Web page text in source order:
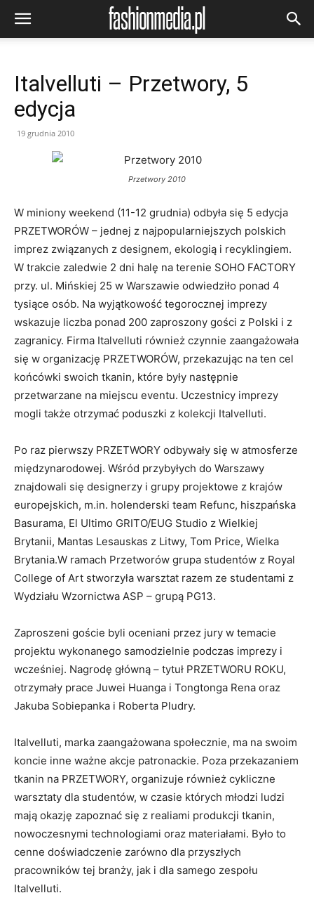
Italvelluti – Przetwory, 5
edycja
19 grudnia 2010
Przetwory 2010
W miniony weekend (11-12 grudnia) odbyła się 5 edycja
PRZETWORÓW – jednej z najpopularniejszych polskich
imprez związanych z designem, ekologią i recyklingiem.
W trakcie zaledwie 2 dni halę na terenie SOHO FACTORY
przy. ul. Mińskiej 25 w Warszawie odwiedziło ponad 4
tysiące osób. Na wyjątkowość tegorocznej imprezy
wskazuje liczba ponad 200 zaproszony gości z Polski i z
zagranicy. Firma Italvelluti również czynnie zaangażowała
się w organizację PRZETWORÓW, przekazując na ten cel
końcówki swoich tkanin, które były następnie
przetwarzane na miejscu eventu. Uczestnicy imprezy
mogli także otrzymać poduszki z kolekcji Italvelluti.
Po raz pierwszy PRZETWORY odbywały się w atmosferze
międzynarodowej. Wśród przybyłych do Warszawy
znajdowali się designerzy i grupy projektowe z krajów
europejskich, m.in. holenderski team Refunc, hiszpańska
Basurama, El Ultimo GRITO/EUG Studio z Wielkiej
Brytanii, Mantas Lesauskas z Litwy, Tom Price, Wielka
Brytania.W ramach Przetworów grupa studentów z Royal
College of Art stworzyła warsztat razem ze studentami z
Wydziału Wzornictwa ASP – grupą PG13.
Zaproszeni goście byli oceniani przez jury w temacie
projektu wykonanego samodzielnie podczas imprezy i
wcześniej. Nagrodę główną – tytuł PRZETWORU ROKU,
otrzymały prace Juwei Huanga i Tongtonga Rena oraz
Jakuba Sobiepanka i Roberta Pludry.
Italvelluti, marka zaangażowana społecznie, ma na swoim
koncie inne ważne akcje patronackie. Poza przekazaniem
tkanin na PRZETWORY, organizuje również cykliczne
warsztaty dla studentów, w czasie których młodzi ludzi
mają okazję zapoznać się z realiami produkcji tkanin,
nowoczesnymi technologiami oraz materiałami. Było to
cenne doświadczenie zarówno dla przyszłych
pracowników tej branży, jak i dla samego zespołu
Italvelluti.